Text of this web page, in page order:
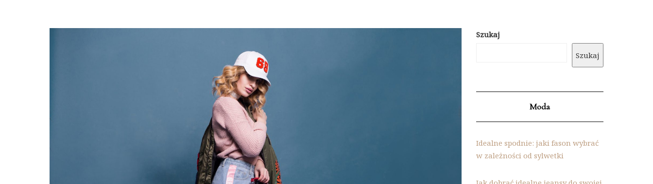
Szukaj
Szukaj
Moda
Idealne spodnie: jaki fason wybrać
w zależności od sylwetki